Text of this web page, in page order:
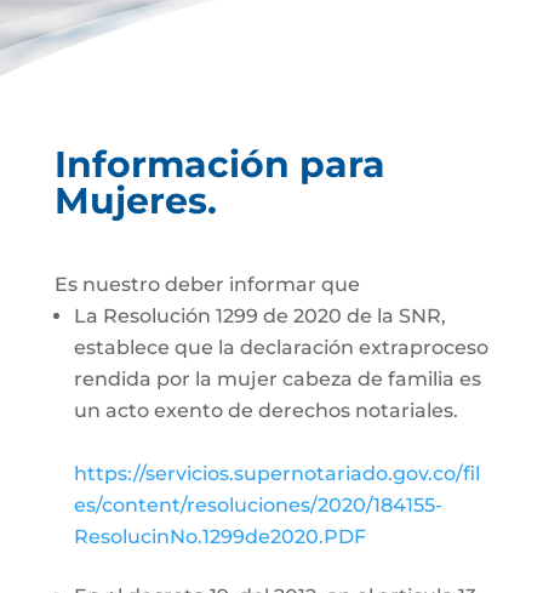
Información para
Mujeres.
Es nuestro deber informar que
La Resolución 1299 de 2020 de la SNR,
establece que la declaración extraproceso
rendida por la mujer cabeza de familia es
un acto exento de derechos notariales.
https://servicios.supernotariado.gov.co/fil
es/content/resoluciones/2020/184155-
ResolucinNo.1299de2020.PDF